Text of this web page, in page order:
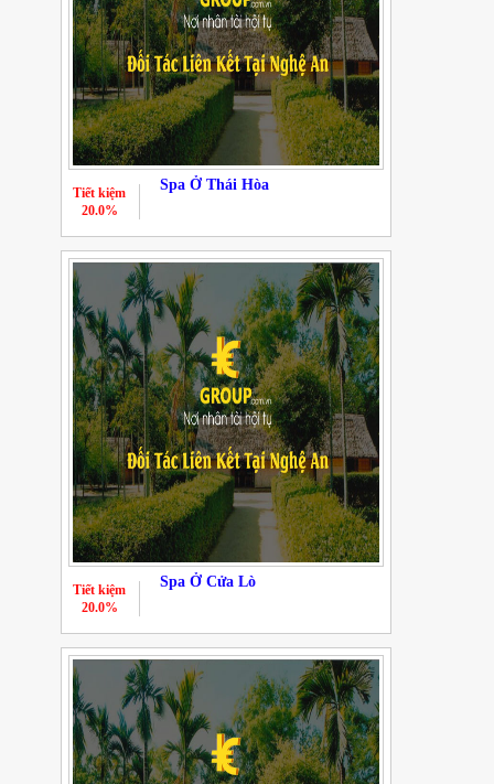
Spa Ở Thái Hòa
Tiết kiệm
20.0%
Spa Ở Cửa Lò
Tiết kiệm
20.0%